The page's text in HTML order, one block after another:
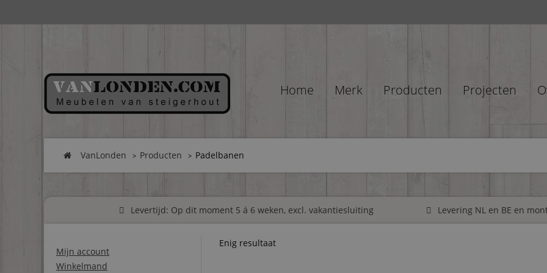
Home Merk Producten Projecten
VanLonden Producten Padelbanen
Levertijd: Op dit moment 5 á 6 weken, excl. vakantiesluiting Levering NL en BE en
Mijn account
Winkelmand
Enig resultaat